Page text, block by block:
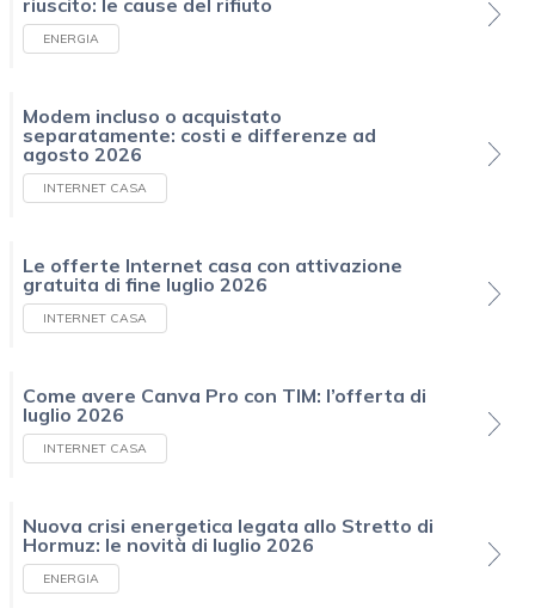
ENERGIA
Modem incluso o acquistato
separatamente: costi e differenze ad
agosto 2026
INTERNET CASA
Le offerte Internet casa con attivazione
gratuita di fine luglio 2026
INTERNET CASA
Come avere Canva Pro con TIM: l’offerta di
luglio 2026
INTERNET CASA
Nuova crisi energetica legata allo Stretto di
Hormuz: le novità di luglio 2026
ENERGIA